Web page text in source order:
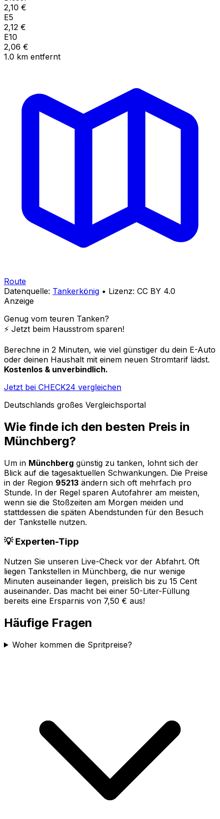
2,10 €
E5
2,12 €
E10
2,06 €
1.0 km entfernt
Route
Datenquelle: Tankerkönig • Lizenz: CC BY 4.0
Anzeige
Genug vom teuren Tanken?
⚡️ Jetzt beim Hausstrom sparen!
Berechne in 2 Minuten, wie viel günstiger du dein E-Auto
oder deinen Haushalt mit einem neuen Stromtarif lädst.
Kostenlos & unverbindlich.
Jetzt bei CHECK24 vergleichen
Deutschlands großes Vergleichsportal
Wie finde ich den besten Preis in
Münchberg?
Um in Münchberg günstig zu tanken, lohnt sich der
Blick auf die tagesaktuellen Schwankungen. Die Preise
in der Region 95213 ändern sich oft mehrfach pro
Stunde. In der Regel sparen Autofahrer am meisten,
wenn sie die Stoßzeiten am Morgen meiden und
stattdessen die späten Abendstunden für den Besuch
der Tankstelle nutzen.
💡 Experten-Tipp
Nutzen Sie unseren Live-Check vor der Abfahrt. Oft
liegen Tankstellen in Münchberg, die nur wenige
Minuten auseinander liegen, preislich bis zu 15 Cent
auseinander. Das macht bei einer 50-Liter-Füllung
bereits eine Ersparnis von 7,50 € aus!
Häufige Fragen
Woher kommen die Spritpreise?